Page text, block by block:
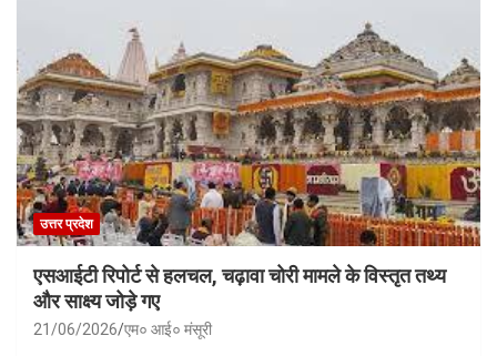
उत्तर प्रदेश
एसआईटी रिपोर्ट से हलचल, चढ़ावा चोरी मामले के विस्तृत तथ्य
और साक्ष्य जोड़े गए
21/06/2026 एम० आई० मंसूरी